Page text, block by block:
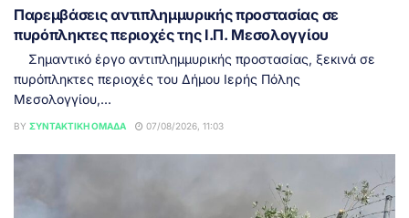
Παρεμβάσεις αντιπλημμυρικής προστασίας σε
πυρόπληκτες περιοχές της Ι.Π. Μεσολογγίου
Σημαντικό έργο αντιπλημμυρικής προστασίας, ξεκινά σε
πυρόπληκτες περιοχές του Δήμου Ιερής Πόλης
Μεσολογγίου,...
BY ΣΥΝΤΑΚΤΙΚΉ ΟΜΆΔΑ 07/08/2026, 11:03